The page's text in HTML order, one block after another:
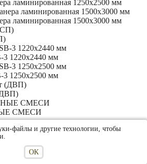
ламинированная 1250x2500 мм
ламинированная 1500x3000 мм
3 1220x2440 мм
3 1250x2500 мм
СМЕСИ
штукатурки
файлы и другие технологии, чтобы
ОК